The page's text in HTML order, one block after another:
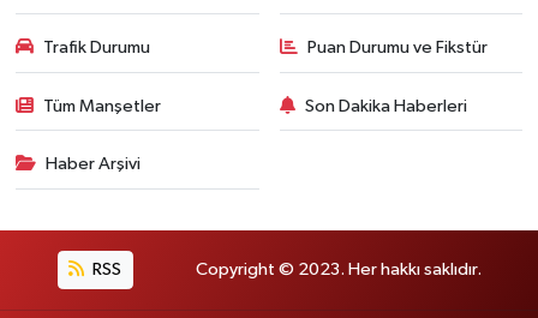
Trafik Durumu Puan Durumu ve Fikstür
Tüm Manşetler Son Dakika Haberleri
Haber Arşivi
RSS Copyright © 2023. Her hakkı saklıdır.